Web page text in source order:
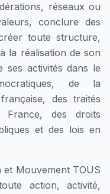
réseaux ou
conclure des
toute structure,
la réalisation de son
ses activités dans le
de la
des traités
France, des droits
et des lois en
et Mouvement TOUS
action, activité,